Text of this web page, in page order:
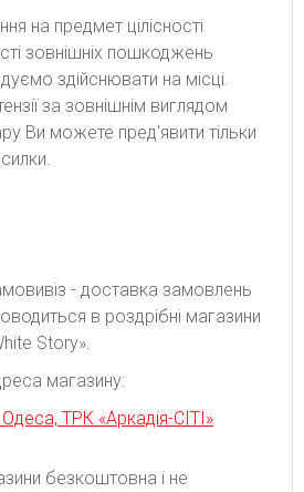
на предмет цілісності
зовнішніх пошкоджень
здійснювати на місці.
за зовнішнім виглядом
Ви можете пред'явити тільки
- доставка замовлень
в роздрібні магазини
Story».
магазину:
ТРК «Аркадія-СІТІ»
безкоштовна і не